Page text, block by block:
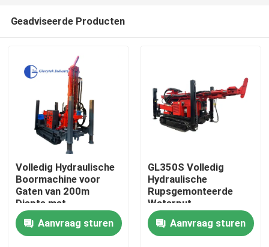
Huis
Geadviseerde Producten
Volledig Hydraulische
Boormachine voor
Gaten van 200m
Diepte met
Rupsbandchassis
Aanvraag sturen
GL350S Volledig
Hydraulische
Rupsgemonteerde
Waterput
Boorinstallatie voor
350m Diepte Boren
Aanvraag sturen